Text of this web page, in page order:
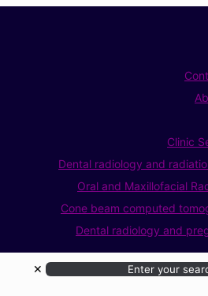
Clinic
Dental radiology and
Oral and Maxillofacial
Cone beam computed
Dental radiology and
✕